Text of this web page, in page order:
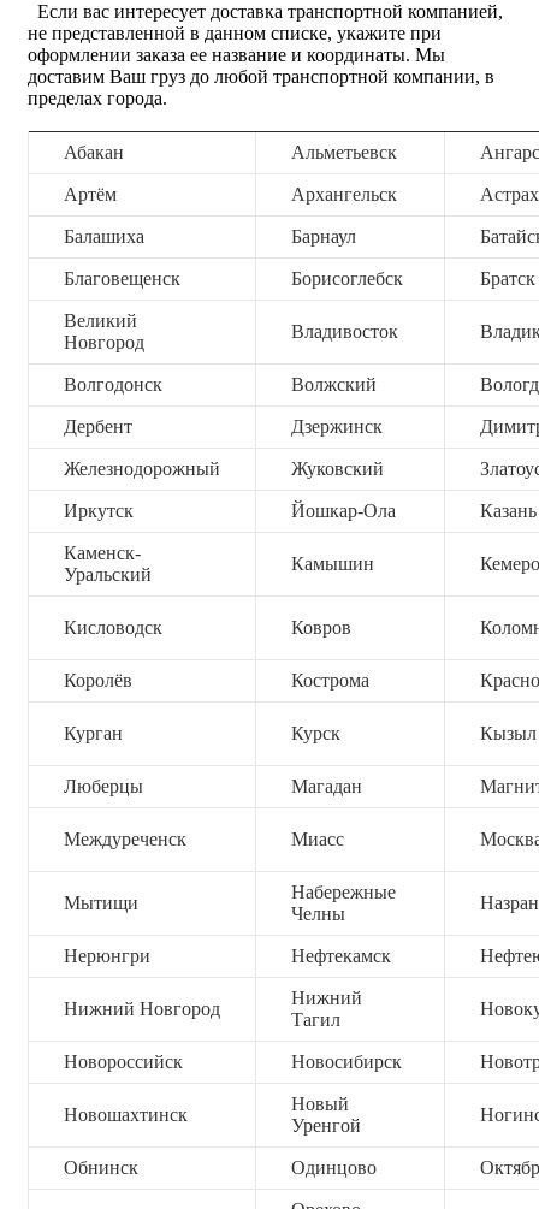
Если вас интересует доставка транспортной компанией,
не представленной в данном списке, укажите при
оформлении заказа ее название и координаты. Мы
доставим Ваш груз до любой транспортной компании, в
пределах города.
Абакан Альметьевск
Артём Архангельск
Балашиха Барнаул
Благовещенск Борисоглебск Братск
Великий
Новгород
Владивосток
Волгодонск Волжский
Дербент Дзержинск
Железнодорожный Жуковский
Иркутск Йошкар-Ола Казань
Каменск-
Уральский
Камышин
Кисловодск Ковров
Королёв Кострома
Курган Курск Кызыл
Люберцы Магадан
Междуреченск Миасс
Мытищи
Набережные
Челны
Нерюнгри Нефтекамск
Нижний Новгород
Нижний
Тагил
Новороссийск Новосибирск
Новошахтинск
Новый
Уренгой
Обнинск Одинцово